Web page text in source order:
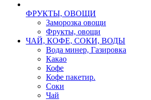
ФРУКТЫ, ОВОЩИ
Заморозка овощи
Фрукты, овощи
ЧАЙ, КОФЕ, СОКИ, ВОДЫ
Вода минер, Газировка
Какао
Кофе
Кофе пакетир.
Соки
Чай